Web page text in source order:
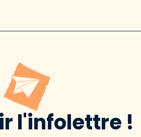
l'infolettre !